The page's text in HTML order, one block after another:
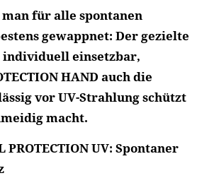
man für alle spontanen
gewappnet: Der gezielte
individuell einsetzbar,
HAND auch die
vor UV-Strahlung schützt
macht.
PROTECTION UV: Spontaner